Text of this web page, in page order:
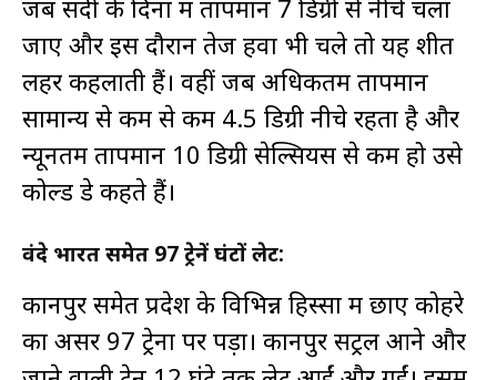
जब सर्दी के दिनों में तापमान 7 डिग्री से नीचे चला
जाए और इस दौरान तेज हवा भी चले तो यह शीत
लहर कहलाती हैं। वहीं जब अधिकतम तापमान
सामान्य से कम से कम 4.5 डिग्री नीचे रहता है और
न्यूनतम तापमान 10 डिग्री सेल्सियस से कम हो उसे
कोल्ड डे कहते हैं।
वंदे भारत समेत 97 ट्रेनें घंटों लेट:
कानपुर समेत प्रदेश के विभिन्न हिस्सों में छाए कोहरे
का असर 97 ट्रेनों पर पड़ा। कानपुर सेंट्रल आने और